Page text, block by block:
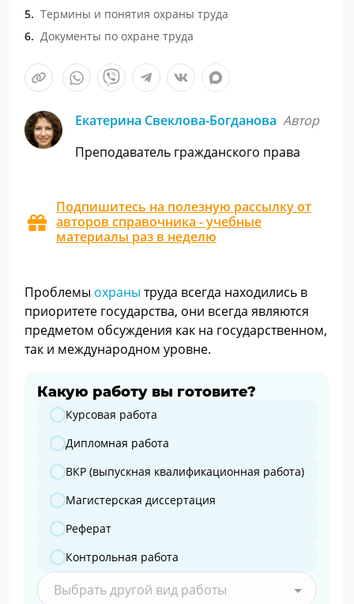
Термины и понятия охраны труда
Документы по охране труда
Екатерина Свеклова-Богданова Автор
Преподаватель гражданского права
Подпишитесь на полезную рассылку от
авторов справочника - учебные
материалы раз в неделю
Проблемы охраны труда всегда находились в
приоритете государства, они всегда являются
предметом обсуждения как на государственном,
так и международном уровне.
Какую работу вы готовите?
Какую работу вы готовите?
Курсовая работа
Дипломная работа
ВКР (выпускная квалификационная работа)
Магистерская диссертация
Реферат
Контрольная работа
Выбрать другой вид работы